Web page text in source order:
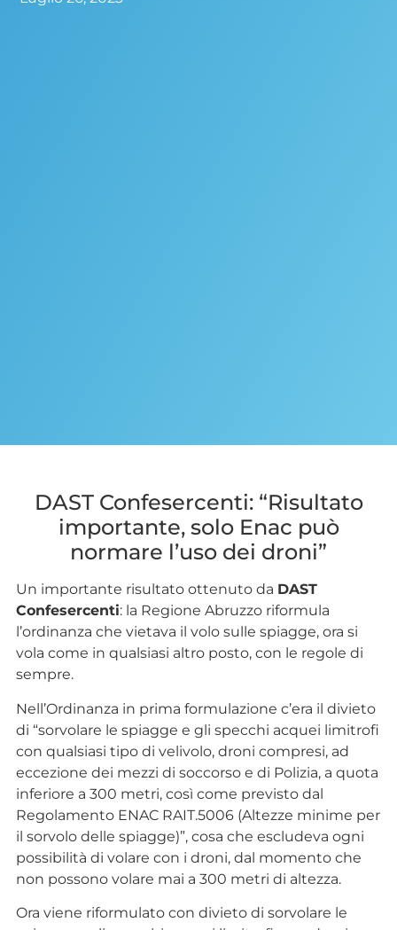
DAST Confesercenti: “Risultato
importante, solo Enac può
normare l’uso dei droni”
Un importante risultato ottenuto da DAST
Confesercenti: la Regione Abruzzo riformula
l’ordinanza che vietava il volo sulle spiagge, ora si
vola come in qualsiasi altro posto, con le regole di
sempre.
Nell’Ordinanza in prima formulazione c’era il divieto
di “sorvolare le spiagge e gli specchi acquei limitrofi
con qualsiasi tipo di velivolo, droni compresi, ad
eccezione dei mezzi di soccorso e di Polizia, a quota
inferiore a 300 metri, così come previsto dal
Regolamento ENAC RAIT.5006 (Altezze minime per
il sorvolo delle spiagge)”, cosa che escludeva ogni
possibilità di volare con i droni, dal momento che
non possono volare mai a 300 metri di altezza.
Ora viene riformulato con divieto di sorvolare le